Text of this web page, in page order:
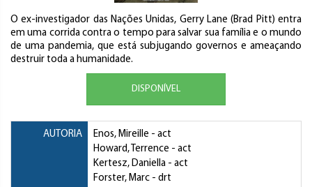
O ex-investigador das Nações Unidas, Gerry Lane (Brad Pitt) entra
em uma corrida contra o tempo para salvar sua família e o mundo
de uma pandemia, que está subjugando governos e ameaçando
destruir toda a humanidade.
DISPONÍVEL
AUTORIA Enos, Mireille - act
Howard, Terrence - act
Kertesz, Daniella - act
Forster, Marc - drt